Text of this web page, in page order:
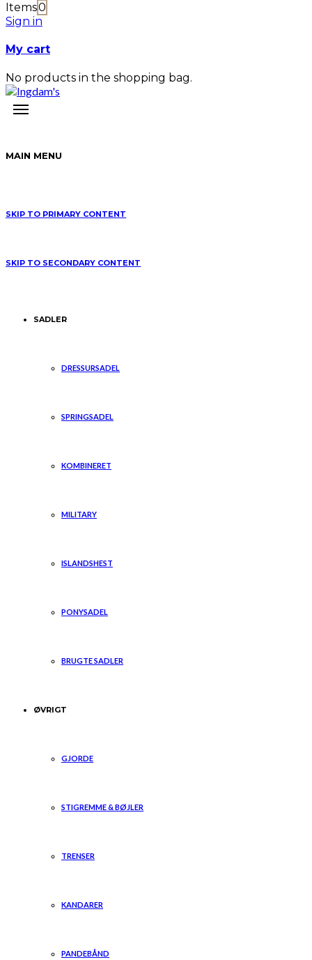
Items0
Sign in
My cart
No products in the shopping bag.
MAIN MENU
SKIP TO PRIMARY CONTENT
SKIP TO SECONDARY CONTENT
SADLER
DRESSURSADEL
SPRINGSADEL
KOMBINERET
MILITARY
ISLANDSHEST
PONYSADEL
BRUGTE SADLER
ØVRIGT
GJORDE
STIGREMME & BØJLER
TRENSER
KANDARER
PANDEBÅND